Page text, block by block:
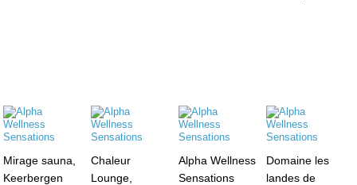
Mirage sauna,
Keerbergen
Chaleur
Lounge,
Alpha Wellness
Sensations
Domaine les
landes de